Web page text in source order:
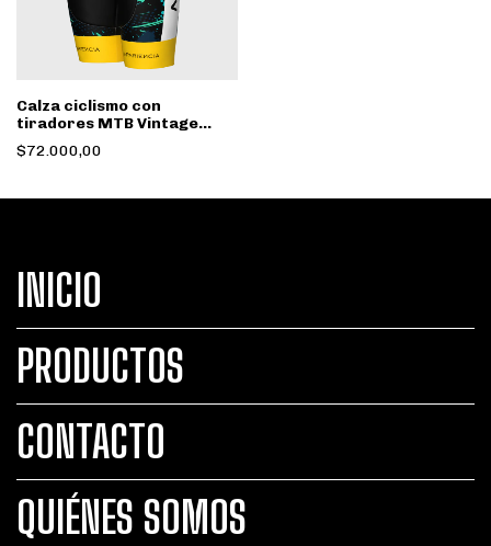
Calza ciclismo con
tiradores MTB Vintage
Negra
$72.000,00
INICIO
PRODUCTOS
CONTACTO
QUIÉNES SOMOS